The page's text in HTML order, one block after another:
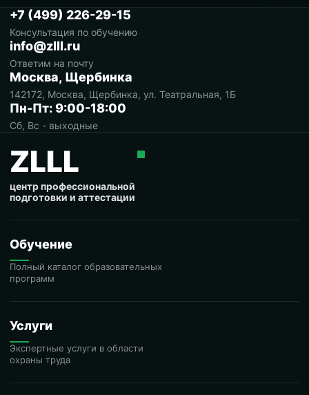
+7 (499) 226-29-15
Консультация по обучению
info@zlll.ru
Ответим на почту
Москва, Щербинка
142172, Москва, Щербинка, ул. Театральная, 1Б
Пн-Пт: 9:00-18:00
Сб, Вс - выходные
ZLLL
центр профессиональной
подготовки и аттестации
Обучение
Полный каталог образовательных
программ
Услуги
Экспертные услуги в области
охраны труда